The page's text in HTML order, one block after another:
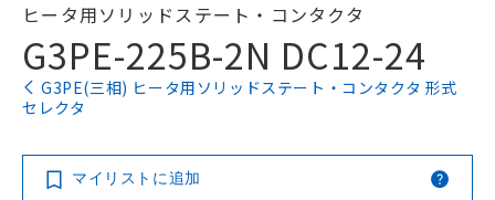
ヒータ用ソリッドステート・コンタクタ
G3PE-225B-2N DC12-24
G3PE(三相) ヒータ用ソリッドステート・コンタクタ 形式
セレクタ
マイリストに追加